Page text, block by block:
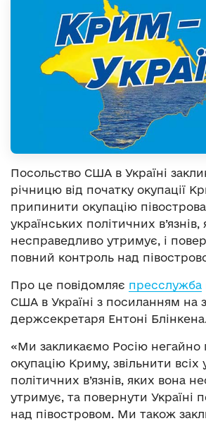
Посольство США в Україні
річницю від початку окупації
припинити окупацію
українських політичних
несправедливо утримує, і
повний контроль над
Про це повідомляє пресслужба
США в Україні з посиланням на
держсекретаря Ентоні
«Ми закликаємо Росію негайно
окупацію Криму, звільнити всіх
політичних в’язнів, яких вона
утримує, та повернути Україні
над півостровом. Ми також